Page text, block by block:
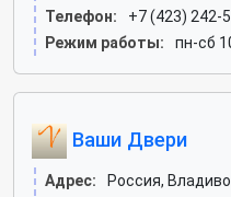
Телефон:
+7 (423) 242-
Режим работы:
пн-сб
Ваши Двери
Адрес:
Россия,